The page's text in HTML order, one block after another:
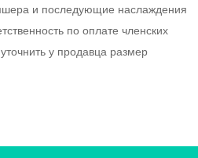
и последующие наслаждения
по оплате членских
у продавца размер